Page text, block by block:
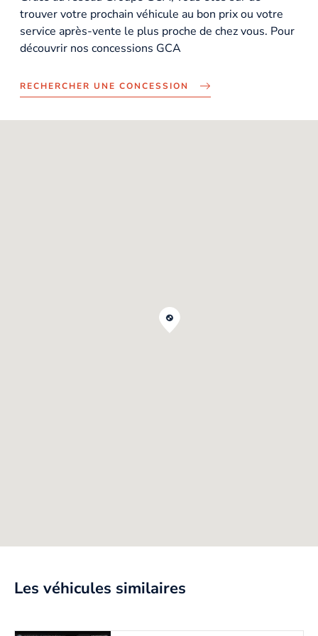
trouver votre prochain véhicule au bon prix ou votre
service après-vente le plus proche de chez vous. Pour
découvrir nos concessions GCA
RECHERCHER UNE CONCESSION
Les véhicules similaires